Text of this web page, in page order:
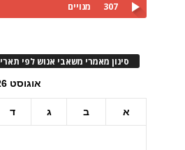
307 מנויים
סינון מאמרי משאבי אנוש לפי
אוגוסט 2026
א ב ג ד